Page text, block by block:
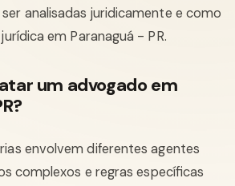
analisadas juridicamente e como
em Paranaguá - PR.
um advogado em
envolvem diferentes agentes
complexos e regras específicas